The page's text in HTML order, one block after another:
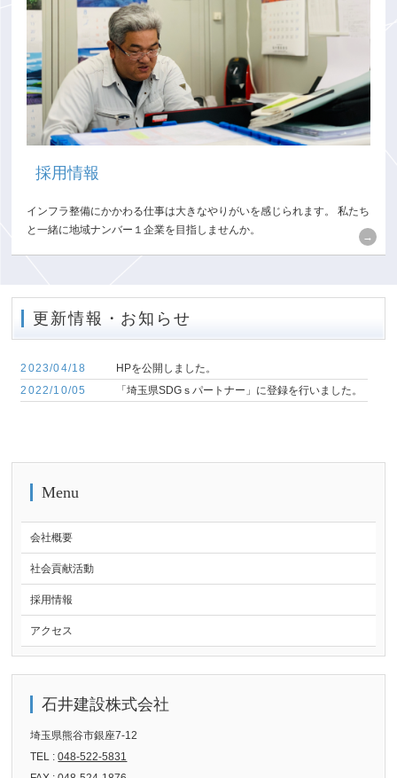
採用情報
インフラ整備にかかわる仕事は大きなやりがいを感じられます。 私たち
と一緒に地域ナンバー１企業を目指しませんか。
更新情報・お知らせ
2023/04/18
HPを公開しました。
2022/10/05
「埼玉県SDGｓパートナー」に登録を行いました。
Menu
会社概要
社会貢献活動
採用情報
アクセス
石井建設株式会社
埼玉県熊谷市銀座7-12
TEL :048-522-5831